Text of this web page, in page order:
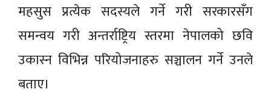
महसुस प्रत्येक सदस्यले गर्ने गरी सरकारसँग
समन्वय गरी अन्तर्राष्ट्रिय स्तरमा नेपालको छवि
उकास्न विभिन्न परियोजनाहरु सञ्चालन गर्ने उनले
बताए।